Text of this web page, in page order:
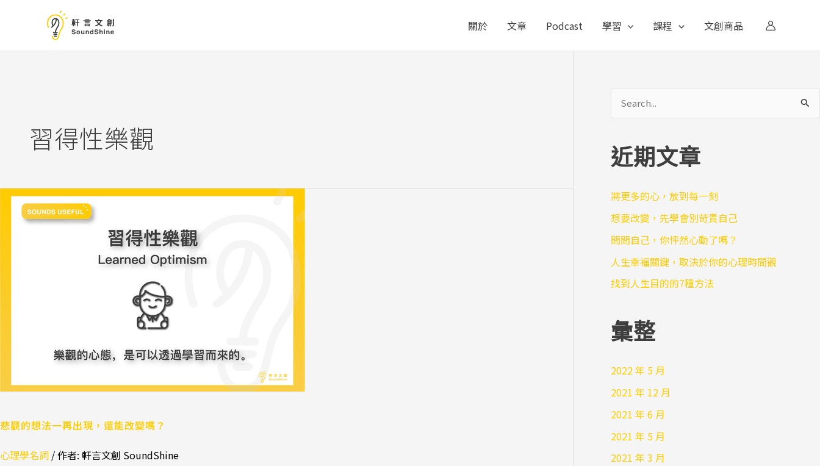
要
關於 文章 Podcast 學習 課程 文創商品
習得性樂觀
悲觀的想法一再出現，還能改變嗎？
心理學名詞 / 作者: 軒言文創 SoundShine
一
再
出
嗎？
鍵
:
近期文章
將更多的心，放到每一刻
想要改變，先學會別苛責自己
問問自己，你怦然心動了嗎？
人生幸福關鍵，取決於你的心理時間觀
找到人生目的的7種方法
彙整
2022 年 5 月
2021 年 12 月
2021 年 6 月
2021 年 5 月
2021 年 3 月